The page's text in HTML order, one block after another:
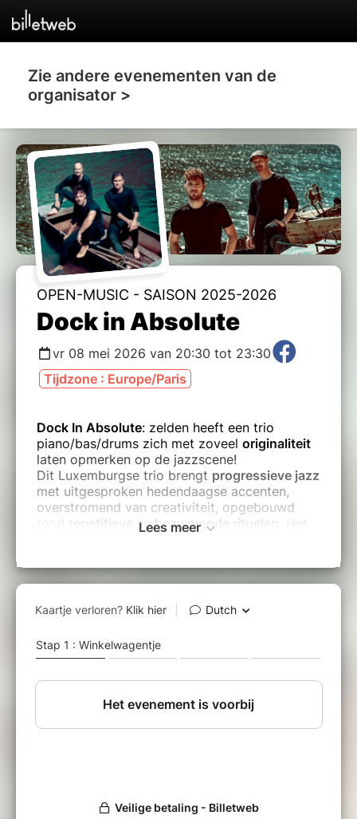
Zie andere evenementen van de
organisator >
OPEN-MUSIC - SAISON 2025-2026
Dock in Absolute
vr 08 mei 2026 van 20:30 tot 23:30
Tijdzone : Europe/Paris
Dock In Absolute: zelden heeft een trio
piano/bas/drums zich met zoveel originaliteit
laten opmerken op de jazzscene!
Dit Luxemburgse trio brengt progressieve jazz
met uitgesproken hedendaagse accenten,
overstromend van creativiteit, opgebouwd
repetitieve en bezwerende rituelen
. Het
klanken uit het Oosten samenbrengt.
Jean-Philippe Koch – piano
David Kintziger – elektrische bas
Lees meer